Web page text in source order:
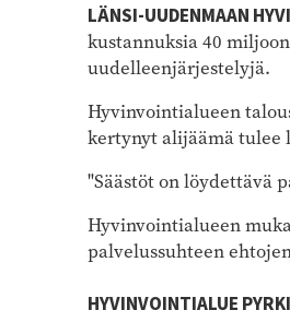
LÄNSI-UUDENMAAN
kustannuksia 40
uudelleenjärjestelyjä.
Hyvinvointialueen
kertynyt alijäämä tulee
"Säästöt on löydettävä
Hyvinvointialueen
palvelussuhteen
HYVINVOINTIALUE